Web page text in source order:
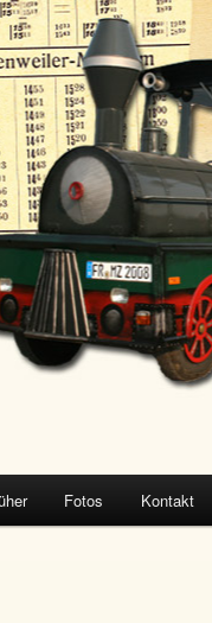
Fotos Kontakt